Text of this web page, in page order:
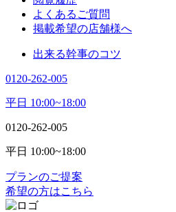
よくあるご質問
掲載希望の店舗様へ
出来る幹事のコツ
0120-262-005
平日 10:00~18:00
0120-262-005
平日 10:00~18:00
プランのご提案
希望の方はこちら